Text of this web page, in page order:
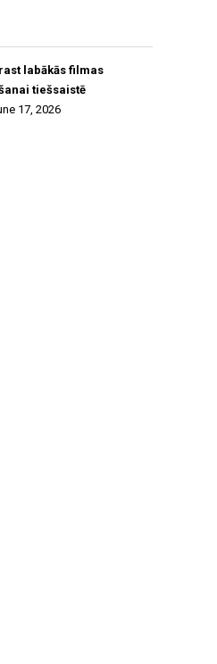
labākās filmas
tiešsaistē
17, 2026